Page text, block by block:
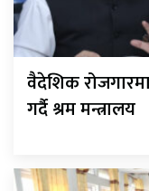
वैदेशिक
गर्दै श्रम मन्त्रालय